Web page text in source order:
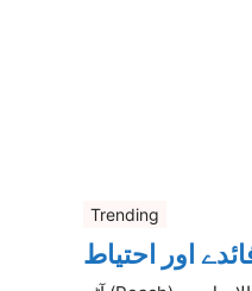
Trending
اور احتیاط